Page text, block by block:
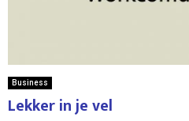
Business
Lekker in je vel